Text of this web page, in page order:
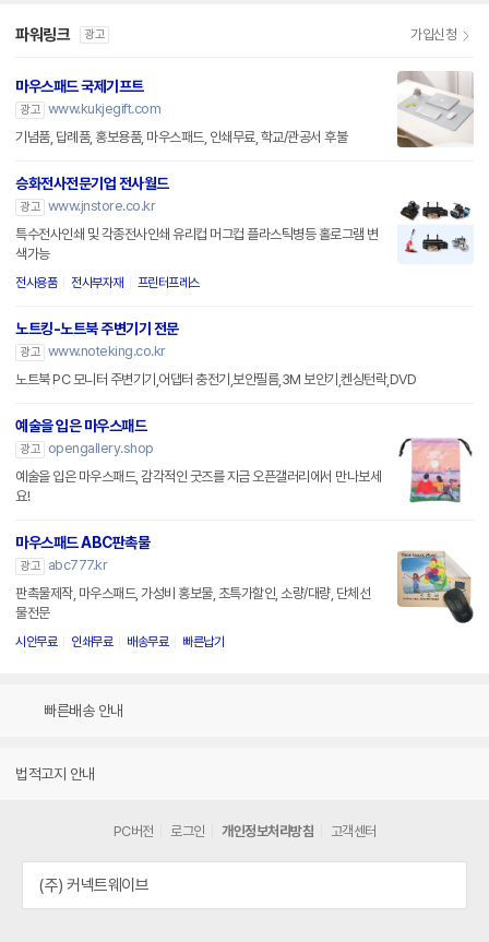
파워링크 광고 가입신청
마우스패드 국제기프트
광고 www.kukjegift.com
기념품, 답례품, 홍보용품, 마우스패드, 인쇄무료, 학교/관공서 후불
승화전사전문기업 전사월드
광고 www.jnstore.co.kr
특수전사인쇄 및 각종전사인쇄 유리컵 머그컵 플라스틱병등 홀로그램 변
색가능
전사용품 전사부자재 프린터프레스
노트킹-노트북 주변기기 전문
광고 www.noteking.co.kr
노트북 PC 모니터 주변기기,어댑터 충전기,보안필름,3M 보안기,켄싱턴락,DVD
예술을 입은 마우스패드
광고
opengallery.shop
예술을 입은 마우스패드, 감각적인 굿즈를 지금 오픈갤러리에서 만나보세
요!
마우스패드 ABC판촉물
광고
abc777.kr
판촉물제작, 마우스패드, 가성비 홍보물, 초특가할인, 소량/대량, 단체선
물전문
시안무료 인쇄무료 배송무료 빠른납기
빠른배송 안내
법적고지 안내
PC버전 로그인 개인정보처리방침 고객센터
(주) 커넥트웨이브